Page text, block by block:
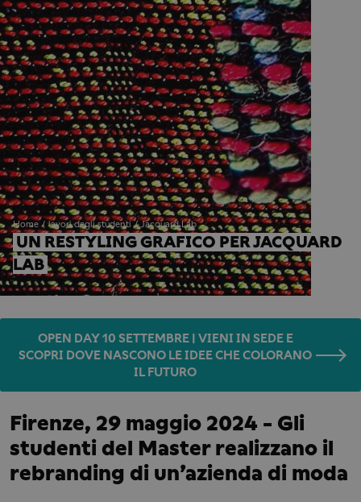
Home lavori degli studenti Jacquard Lab
UN RESTYLING GRAFICO PER JACQUARD
LAB
OPEN DAY 10 SETTEMBRE | VIENI IN SEDE E
SCOPRI DOVE NASCONO LE IDEE CHE COLORANO
IL FUTURO
Firenze, 29 maggio 2024 - Gli
studenti del Master realizzano il
rebranding di un’azienda di moda